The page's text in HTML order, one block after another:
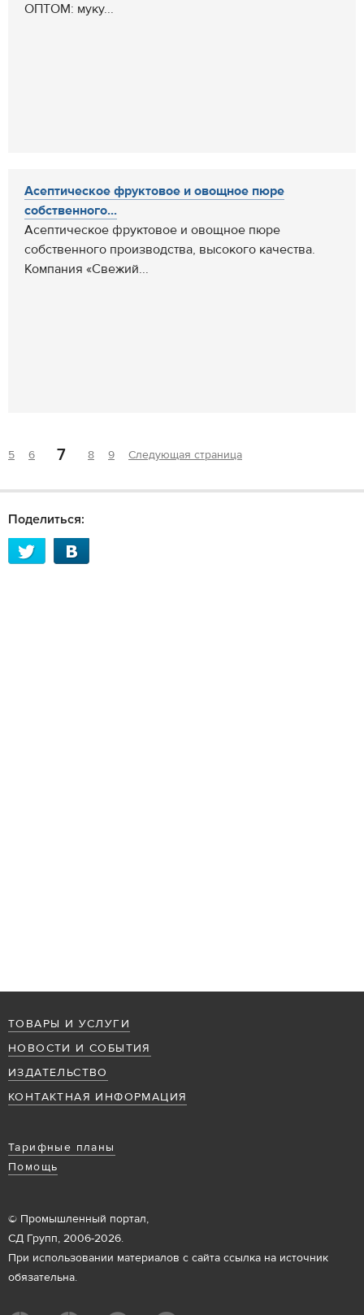
ОПТОМ: муку...
Асептическое фруктовое и овощное пюре
собственного...
Асептическое фруктовое и овощное пюре
собственного производства, высокого качества.
Компания «Свежий...
5 6 7 8 9 Следующая страница
Поделиться:
ТОВАРЫ И УСЛУГИ
НОВОСТИ И СОБЫТИЯ
ИЗДАТЕЛЬСТВО
КОНТАКТНАЯ ИНФОРМАЦИЯ
Тарифные планы
Помощь
© Промышленный портал,
СД Групп, 2006-2026.
При использовании материалов с сайта ссылка на источник
обязательна.